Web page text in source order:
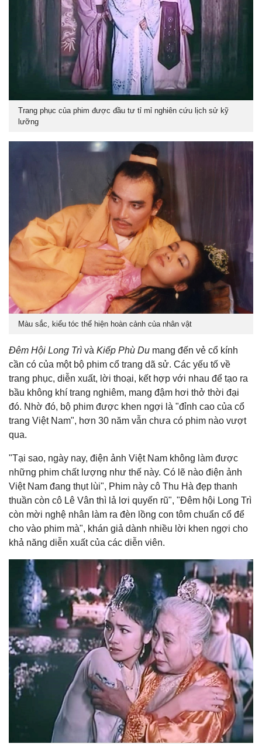
Trang phục của phim được đầu tư tỉ mỉ nghiên cứu lịch sử kỹ
lưỡng
Màu sắc, kiểu tóc thể hiện hoàn cảnh của nhân vật
Đêm Hội Long Trì và Kiếp Phù Du mang đến vẻ cổ kính
cần có của một bộ phim cổ trang dã sử. Các yếu tố về
trang phục, diễn xuất, lời thoại, kết hợp với nhau để tạo ra
bầu không khí trang nghiêm, mang đậm hơi thở thời đại
đó. Nhờ đó, bộ phim được khen ngợi là "đỉnh cao của cổ
trang Việt Nam", hơn 30 năm vẫn chưa có phim nào vượt
qua.
"Tại sao, ngày nay, điện ảnh Việt Nam không làm được
những phim chất lượng như thế này. Có lẽ nào điện ảnh
Việt Nam đang thụt lùi", Phim này cô Thu Hà đẹp thanh
thuần còn cô Lê Vân thì lả lơi quyến rũ", "Đêm hội Long Trì
còn mời nghệ nhân làm ra đèn lồng con tôm chuẩn cổ để
cho vào phim mà", khán giả dành nhiều lời khen ngợi cho
khả năng diễn xuất của các diễn viên.